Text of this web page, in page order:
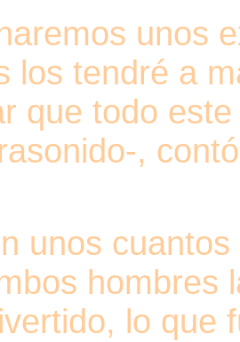
unos
los tendré a
que todo
,
unos
hombres
lo que